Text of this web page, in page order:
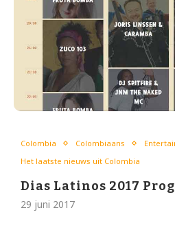
Colombia Colombiaans
Het laatste nieuws uit Colombia
Dias Latinos 2017
29 juni 2017